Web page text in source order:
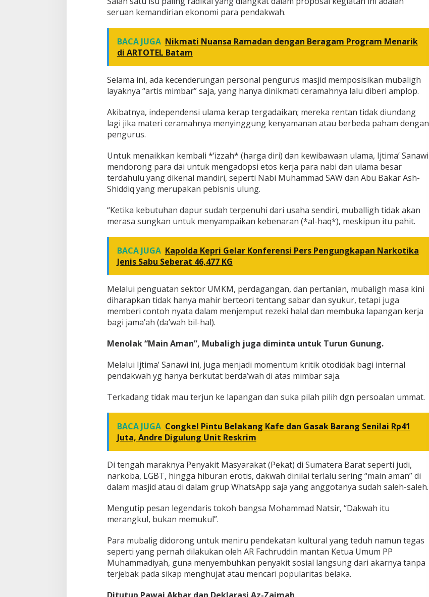
seruan kemandirian ekonomi para pendakwah.
BACA JUGA Nikmati Nuansa Ramadan dengan Beragam Program Menarik
di ARTOTEL Batam
Selama ini, ada kecenderungan personal pengurus masjid memposisikan mubaligh
layaknya “artis mimbar” saja, yang hanya dinikmati ceramahnya lalu diberi amplop.
Akibatnya, independensi ulama kerap tergadaikan; mereka rentan tidak diundang
lagi jika materi ceramahnya menyinggung kenyamanan atau berbeda paham dengan
pengurus.
Untuk menaikkan kembali *’izzah* (harga diri) dan kewibawaan ulama, Ijtima’ Sanawi
mendorong para dai untuk mengadopsi etos kerja para nabi dan ulama besar
terdahulu yang dikenal mandiri, seperti Nabi Muhammad SAW dan Abu Bakar Ash-
Shiddiq yang merupakan pebisnis ulung.
“Ketika kebutuhan dapur sudah terpenuhi dari usaha sendiri, muballigh tidak akan
merasa sungkan untuk menyampaikan kebenaran (*al-haq*), meskipun itu pahit.
BACA JUGA Kapolda Kepri Gelar Konferensi Pers Pengungkapan Narkotika
Jenis Sabu Seberat 46,477 KG
Melalui penguatan sektor UMKM, perdagangan, dan pertanian, mubaligh masa kini
diharapkan tidak hanya mahir berteori tentang sabar dan syukur, tetapi juga
memberi contoh nyata dalam menjemput rezeki halal dan membuka lapangan kerja
bagi jama’ah (da’wah bil-hal).
Menolak “Main Aman”, Mubaligh juga diminta untuk Turun Gunung.
Melalui Ijtima’ Sanawi ini, juga menjadi momentum kritik otodidak bagi internal
pendakwah yg hanya berkutat berda’wah di atas mimbar saja.
Terkadang tidak mau terjun ke lapangan dan suka pilah pilih dgn persoalan ummat.
BACA JUGA Congkel Pintu Belakang Kafe dan Gasak Barang Senilai Rp41
Juta, Andre Digulung Unit Reskrim
Di tengah maraknya Penyakit Masyarakat (Pekat) di Sumatera Barat seperti judi,
narkoba, LGBT, hingga hiburan erotis, dakwah dinilai terlalu sering “main aman” di
dalam masjid atau di dalam grup WhatsApp saja yang anggotanya sudah saleh-saleh.
Mengutip pesan legendaris tokoh bangsa Mohammad Natsir, “Dakwah itu
merangkul, bukan memukul”.
Para mubalig didorong untuk meniru pendekatan kultural yang teduh namun tegas
seperti yang pernah dilakukan oleh AR Fachruddin mantan Ketua Umum PP
Muhammadiyah, guna menyembuhkan penyakit sosial langsung dari akarnya tanpa
terjebak pada sikap menghujat atau mencari popularitas belaka.